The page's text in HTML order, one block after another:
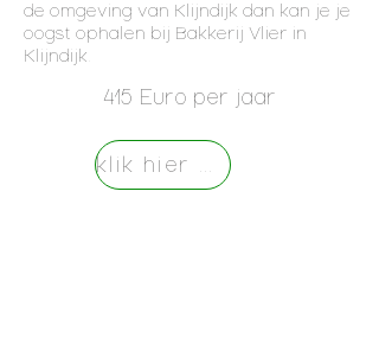
de omgeving van Klijndijk dan kan je je
oogst ophalen bij Bakkerij Vlier in
Klijndijk.
415 Euro per jaar